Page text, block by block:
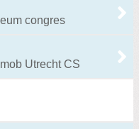
congres
Utrecht CS